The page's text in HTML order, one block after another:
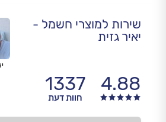
שירות למוצרי חשמל -
יאיר גזית
4.88
1337
חוות דעת